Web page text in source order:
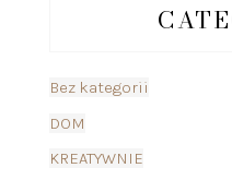
Bez kategorii
DOM
KREATYWNIE